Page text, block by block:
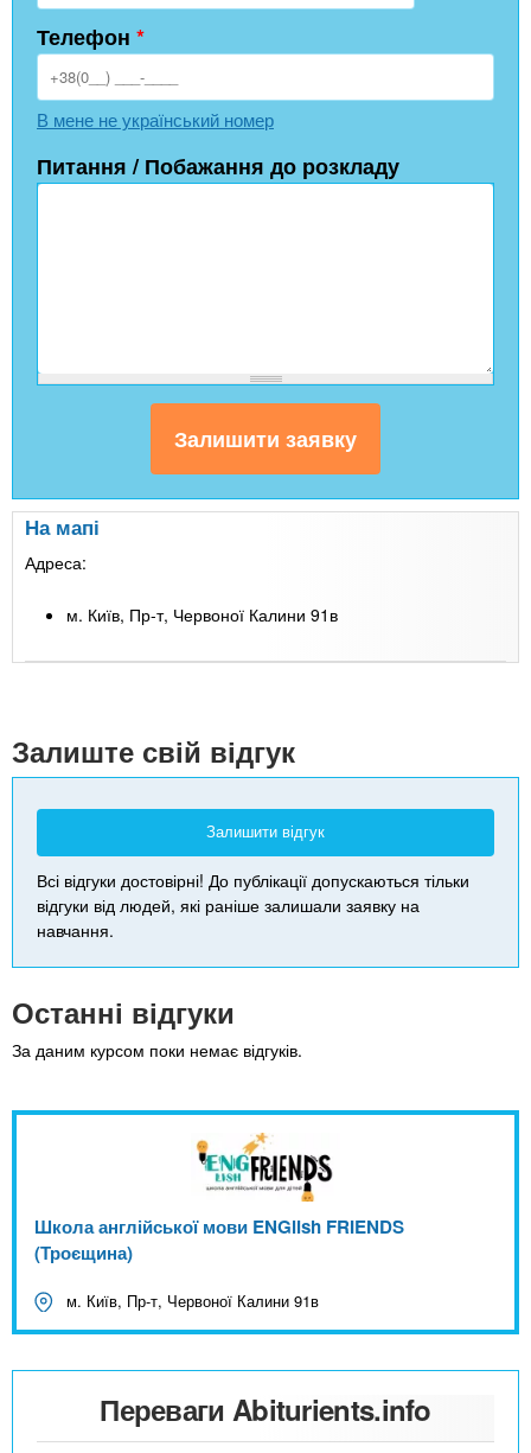
Телефон *
В мене не український номер
Питання / Побажання до розкладу
На мапі
Адреса:
м. Київ, Пр-т, Червоної Калини 91в
Залиште свій відгук
Залишити відгук
Всі відгуки достовірні! До публікації допускаються тільки
відгуки від людей, які раніше залишали заявку на
навчання.
Останні відгуки
За даним курсом поки немає відгуків.
Школа англійської мови ENGlish FRIENDS
(Троєщина)
м. Київ, Пр-т, Червоної Калини 91в
Переваги Abiturients.info